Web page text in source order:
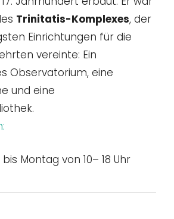
Trinitatis-Komplexes, der
Einrichtungen für die
vereinte: Ein
Observatorium, eine
und eine
Montag von 10– 18 Uhr